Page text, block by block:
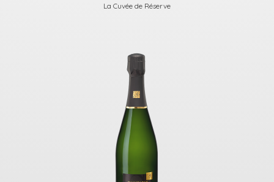
La Cuvée de Réserve